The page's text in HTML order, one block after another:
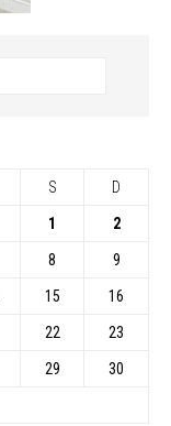
S D
1 2
8 9
15 16
22 23
29 30